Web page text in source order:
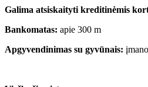
Galima atsiskaityti kreditinėmis
Bankomatas: apie 300 m
Apgyvendinimas su gyvūnais: